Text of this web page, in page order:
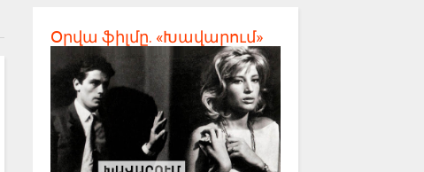
Օրվա ֆիլմը. «Խավարում»